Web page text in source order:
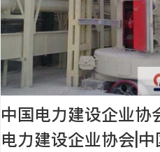
中国电力建设企业协
电力建设企业协会|